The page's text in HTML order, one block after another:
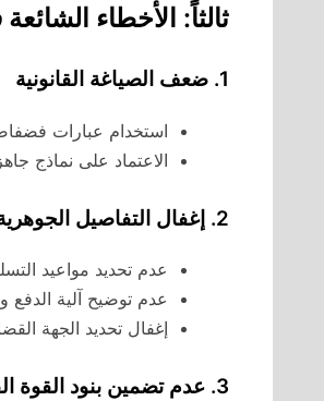
ثالثاً: الأخطاء
1. ضعف الصياغة القانونية
استخدام عبارات
الاعتماد على نماذج
2. إغفال التفاصيل الجوهرية
عدم تحديد مواعيد
عدم توضيح آلية الدفع
إغفال تحديد الجهة
3. عدم تضمين بنود القوة القاهرة